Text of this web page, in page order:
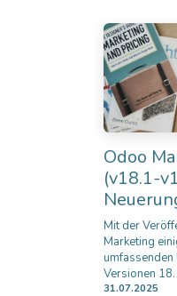
Odoo
(v18.1-
Mit der
Marketing
umfassenden
Versionen
31.07.2025